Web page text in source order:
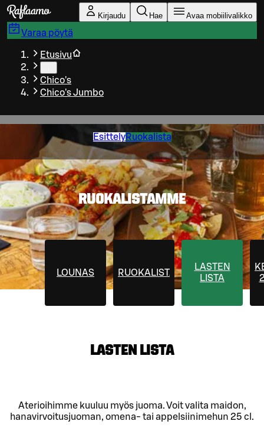
Siirry pääsisältöön
Kirjaudu Hae Avaa mobiilivalikko
Varaa pöytä
Etusivu
Chico's
Chico's Jumbo
EsittelyRuokalista
RUOKALISTAMME
LOUNAS RUOKALISTA
LASTEN
LISTA
LASTEN LISTA
Aterioihimme kuuluu myös juoma. Voit valita maidon,
hanavirvoitusjuoman, omena- tai appelsiinimehun 25 cl.